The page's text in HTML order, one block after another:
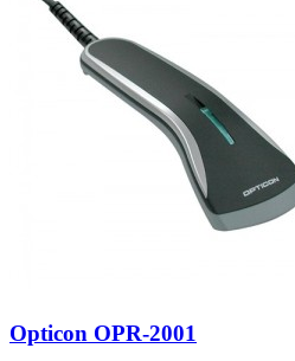
Opticon OPR-2001